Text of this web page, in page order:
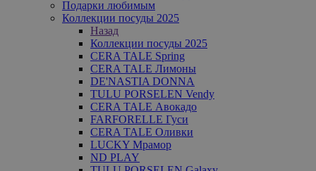
Подарки любимым
Коллекции посуды 2025
Назад
Коллекции посуды 2025
CERA TALE Spring
CERA TALE Лимоны
DE'NASTIA DONNA
TULU PORSELEN Vendy
CERA TALE Авокадо
FARFORELLE Гуси
CERA TALE Оливки
LUCKY Мрамор
ND PLAY